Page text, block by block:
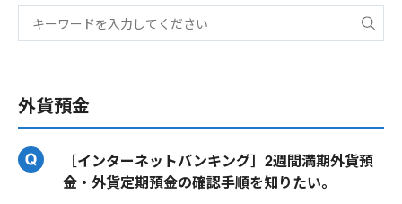
外貨預金
［インターネットバンキング］2週間満期外貨預
金・外貨定期預金の確認手順を知りたい。